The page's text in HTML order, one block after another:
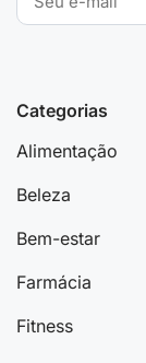
Categorias
Alimentação
Beleza
Bem-estar
Farmácia
Fitness